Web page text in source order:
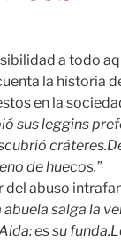
a todo
la historia
en la
sus leggins
de huecos.”
del abuso
salga la
es su